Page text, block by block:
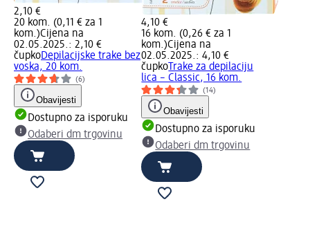
2,10 €
20 kom. (0,11 € za 1
kom.)Cijena na
02.05.2025.: 2,10 €
čupkoDepilacijske trake bez
voska, 20 kom.
(6)
Obavijesti
Dostupno za isporuku
Odaberi dm trgovinu
4,10 €
16 kom. (0,26 € za 1
kom.)Cijena na
02.05.2025.: 4,10 €
čupko Trake za depilaciju
lica – Classic, 16 kom.
(14)
Obavijesti
Dostupno za isporuku
Odaberi dm trgovinu